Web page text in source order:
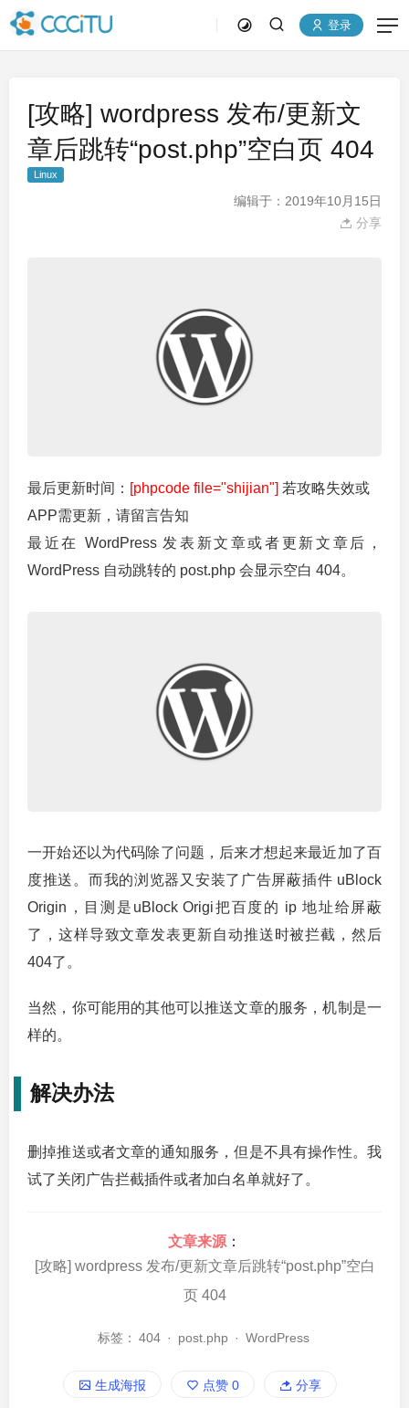
登录
[攻略] wordpress 发布/更新文
章后跳转“post.php”空白页 404
Linux
编辑于：2019年10月15日
分享
最后更新时间： [phpcode file="shijian"] 若攻略失效或
APP需更新，请留言告知
最近在 WordPress 发表新文章或者更新文章后，
WordPress 自动跳转的 post.php 会显示空白 404。
一开始还以为代码除了问题，后来才想起来最近加了百
度推送。而我的浏览器又安装了广告屏蔽插件 uBlock
Origin，目测是uBlock Origi把百度的 ip 地址给屏蔽
了，这样导致文章发表更新自动推送时被拦截，然后
404了。
当然，你可能用的其他可以推送文章的服务，机制是一
样的。
解决办法
删掉推送或者文章的通知服务，但是不具有操作性。我
试了关闭广告拦截插件或者加白名单就好了。
文章来源 ：
[攻略] wordpress 发布/更新文章后跳转“post.php”空白
页 404
标签： 404 · post.php · WordPress
生成海报 点赞 0 分享